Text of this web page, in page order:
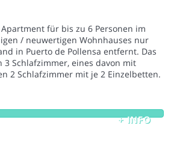
für bis zu 6 Personen im
/ neuwertigen Wohnhauses nur
in Puerto de Pollensa entfernt. Das
Schlafzimmer, eines davon mit
2 Schlafzimmer mit je 2 Einzelbetten.
+ INFO